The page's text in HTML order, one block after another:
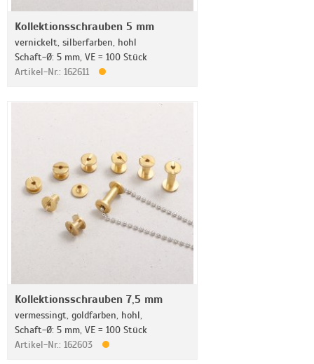
Kollektionsschrauben 5 mm
vernickelt, silberfarben, hohl
Schaft-Ø: 5 mm, VE = 100 Stück
Artikel-Nr.: 162611
Kollektionsschrauben 7,5 mm
vermessingt, goldfarben, hohl,
Schaft-Ø: 5 mm, VE = 100 Stück
Artikel-Nr.: 162603